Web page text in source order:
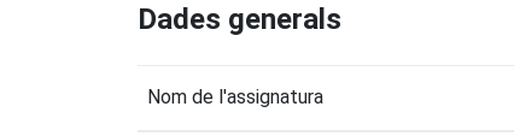
Dades generals
Nom de l'assignatura